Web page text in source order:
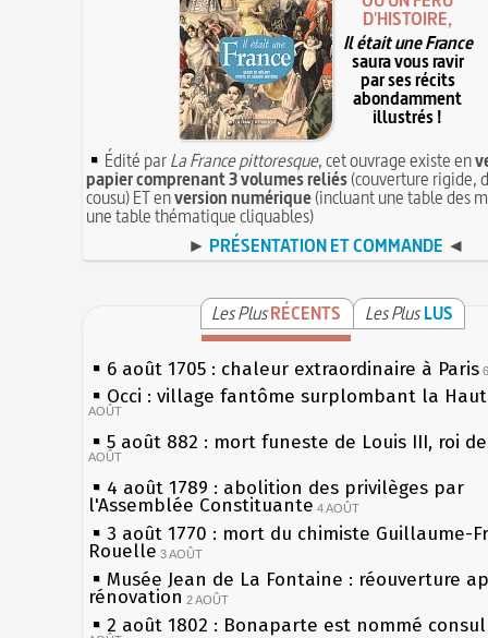
D'HISTOIRE,
Il était une France
saura vous ravir
par ses récits
abondamment
illustrés !
Édité parLa France pittoresque, cet ouvrage existe en
papier comprenant 3 volumes reliés(couverture rigide,
cousu) ET enversion numérique(incluant une table des
une table thématique cliquables)
► PRÉSENTATION ET COMMANDE ◄
Les PlusRÉCENTS Les Plus LUS
6 août 1705 : chaleur extraordinaire à Paris
Occi : village fantôme surplombant la
AOÛT
5 août 882 : mort funeste de Louis III, roi
AOÛT
4 août 1789 : abolition des privilèges par
l'Assemblée Constituante 4 AOÛT
3 août 1770 : mort du chimiste Guillaume-
Rouelle 3 AOÛT
Musée Jean de La Fontaine : réouverture
rénovation 2 AOÛT
2 août 1802 : Bonaparte est nommé